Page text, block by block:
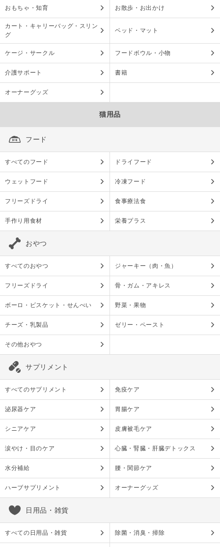
おもちゃ・知育 お散歩・お出かけ
カート・キャリーバッグ・スリン
グ
ベッド・マット
ケージ・サークル フードボウル・小物
介護サポート 書籍
オーナーグッズ
猫用品
フード
すべてのフード ドライフード
ウェットフード 冷凍フード
フリーズドライ 食事療法食
手作り用食材 栄養プラス
おやつ
すべてのおやつ ジャーキー（肉・魚）
フリーズドライ 骨・ガム・アキレス
ボーロ・ビスケット・せんべい 野菜・果物
チーズ・乳製品 ゼリー・ペースト
その他おやつ
サプリメント
すべてのサプリメント 免疫ケア
泌尿器ケア 胃腸ケア
シニアケア 皮膚被毛ケア
涙やけ・目のケア 心臓・腎臓・肝臓デトックス
水分補給 腰・関節ケア
ハーブサプリメント オーナーグッズ
日用品・雑貨
すべての日用品・雑貨 除菌・消臭・掃除